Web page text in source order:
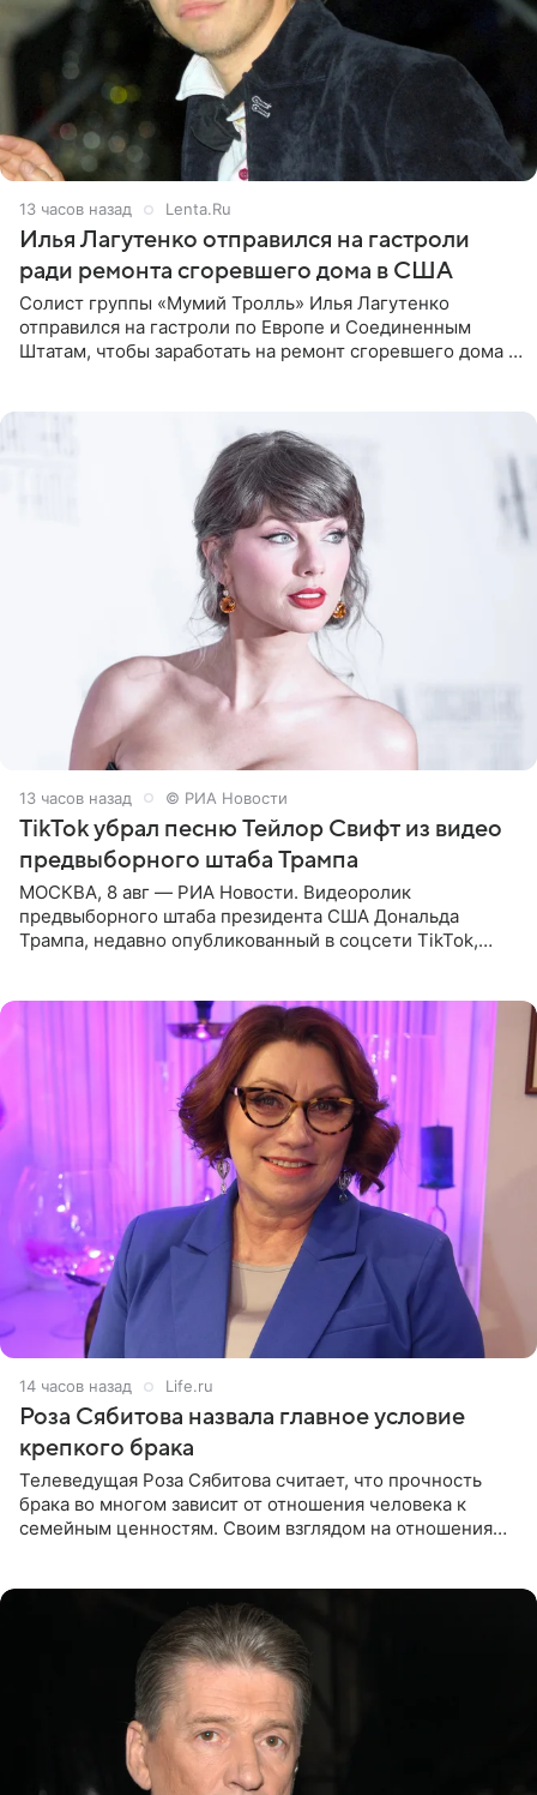
13 часов назад Lenta.Ru
Илья Лагутенко отправился на гастроли
ради ремонта сгоревшего дома в США
Солист группы «Мумий Тролль» Илья Лагутенко
отправился на гастроли по Европе и Соединенным
Штатам, чтобы заработать на ремонт сгоревшего дома в
13 часов назад © РИА Новости
TikTok убрал песню Тейлор Свифт из видео
предвыборного штаба Трампа
МОСКВА, 8 авг — РИА Новости. Видеоролик
предвыборного штаба президента США Дональда
Трампа, недавно опубликованный в соцсети TikTok,
14 часов назад Life.ru
Роза Сябитова назвала главное условие
крепкого брака
Телеведущая Роза Сябитова считает, что прочность
брака во многом зависит от отношения человека к
семейным ценностям. Своим взглядом на отношения